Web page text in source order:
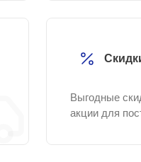
Выгодные
акции для